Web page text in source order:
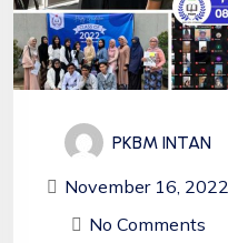
PKBM INTAN
November 16, 2022
No Comments